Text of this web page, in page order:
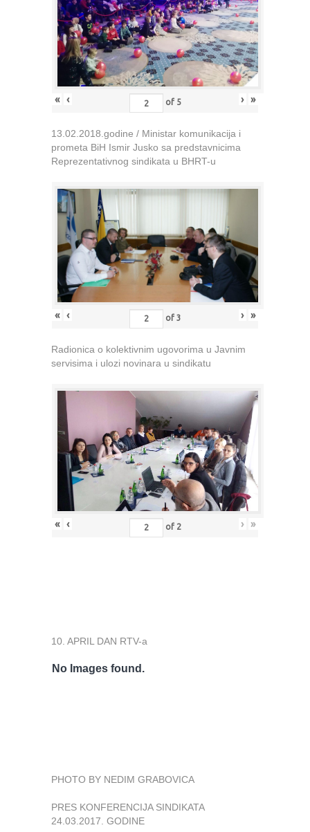
« ‹ of 5 › »
13.02.2018.godine / Ministar komunikacija i
prometa BiH Ismir Jusko sa predstavnicima
Reprezentativnog sindikata u BHRT-u
« ‹ of 3 › »
Radionica o kolektivnim ugovorima u Javnim
servisima i ulozi novinara u sindikatu
« ‹ of 2 › »
10. APRIL DAN RTV-a
No Images found.
PHOTO BY NEDIM GRABOVICA
PRES KONFERENCIJA SINDIKATA
24.03.2017. GODINE